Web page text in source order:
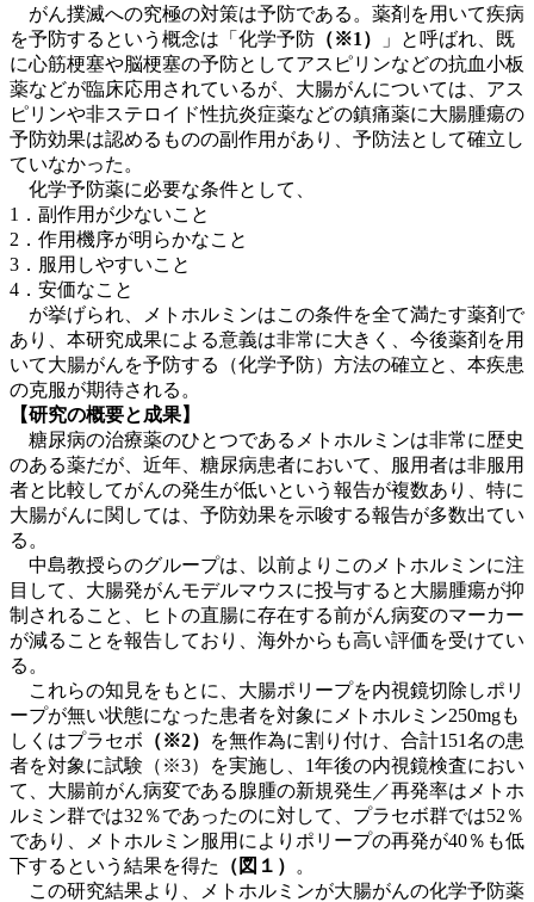
がん撲滅への究極の対策は予防である。薬剤を用いて疾病
を予防するという概念は「化学予防 （※1）
」と呼ばれ、既
に心筋梗塞や脳梗塞の予防としてアスピリンなどの抗血小板
薬などが臨床応用されているが、大腸がんについては、アス
ピリンや非ステロイド性抗炎症薬などの鎮痛薬に大腸腫瘍の
予防効果は認めるものの副作用があり、予防法として確立し
ていなかった。
化学予防薬に必要な条件として、
1．副作用が少ないこと
2．作用機序が明らかなこと
3．服用しやすいこと
4．安価なこと
が挙げられ、メトホルミンはこの条件を全て満たす薬剤で
あり、本研究成果による意義は非常に大きく、今後薬剤を用
いて大腸がんを予防する（化学予防）方法の確立と、本疾患
の克服が期待される。
【研究の概要と成果】
糖尿病の治療薬のひとつであるメトホルミンは非常に歴史
のある薬だが、近年、糖尿病患者において、服用者は非服用
者と比較してがんの発生が低いという報告が複数あり、特に
大腸がんに関しては、予防効果を示唆する報告が多数出てい
る。
中島教授らのグループは、以前よりこのメトホルミンに注
目して、大腸発がんモデルマウスに投与すると大腸腫瘍が抑
制されること、ヒトの直腸に存在する前がん病変のマーカー
が減ることを報告しており、海外からも高い評価を受けてい
る。
これらの知見をもとに、大腸ポリープを内視鏡切除しポリ
ープが無い状態になった患者を対象にメトホルミン250mgも
しくはプラセボ （※2）
を無作為に割り付け、合計151名の患
者を対象に試験（※3）を実施し、1年後の内視鏡検査におい
て、大腸前がん病変である腺腫の新規発生／再発率はメトホ
ルミン群では32％であったのに対して、プラセボ群では52％
であり、メトホルミン服用によりポリープの再発が40％も低
下するという結果を得た
（図１）
。
この研究結果より、メトホルミンが大腸がんの化学予防薬